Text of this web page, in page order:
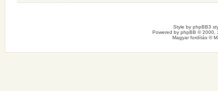
Style by phpBB3
Powered by phpBB © 2000,
Magyar fordítás ©